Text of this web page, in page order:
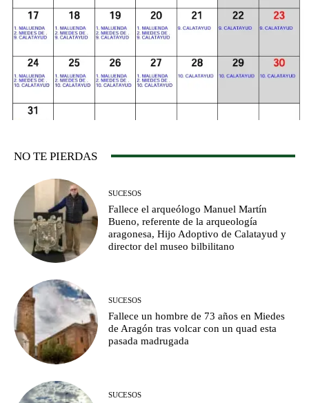
NO TE PIERDAS
SUCESOS
Fallece el arqueólogo Manuel Martín
Bueno, referente de la arqueología
aragonesa, Hijo Adoptivo de Calatayud y
director del museo bilbilitano
SUCESOS
Fallece un hombre de 73 años en Miedes
de Aragón tras volcar con un quad esta
pasada madrugada
SUCESOS